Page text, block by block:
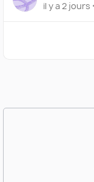
il y a 2 jours